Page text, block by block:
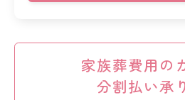
家族葬費用の
分割払い承